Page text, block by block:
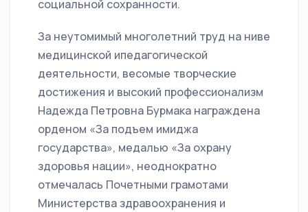
социальной сохранности.
За неутомимый многолетний труд на ниве
медицинской ипедагогической
деятельности, весомые творческие
достижения и высокий профессионализм
Надежда Петровна Бурмака награждена
орденом «За подъем имиджа
государства», медалью «За охрану
здоровья нации», неоднократно
отмечалась Почетными грамотами
Министерства здравоохранения и